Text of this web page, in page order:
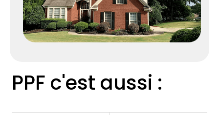
PPF c'est aussi :